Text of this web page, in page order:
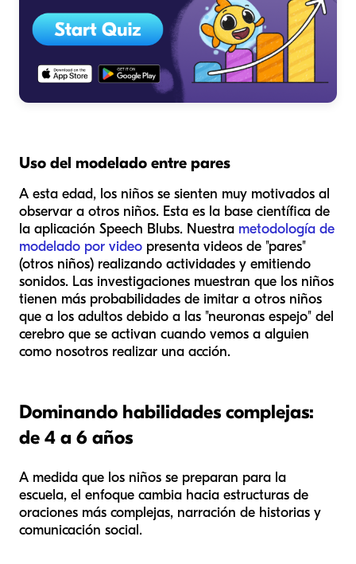
Uso del modelado entre pares
A esta edad, los niños se sienten muy motivados al
observar a otros niños. Esta es la base científica de
la aplicación Speech Blubs. Nuestra metodología de
modelado por video presenta videos de "pares"
(otros niños) realizando actividades y emitiendo
sonidos. Las investigaciones muestran que los niños
tienen más probabilidades de imitar a otros niños
que a los adultos debido a las "neuronas espejo" del
cerebro que se activan cuando vemos a alguien
como nosotros realizar una acción.
Dominando habilidades complejas:
de 4 a 6 años
A medida que los niños se preparan para la
escuela, el enfoque cambia hacia estructuras de
oraciones más complejas, narración de historias y
comunicación social.